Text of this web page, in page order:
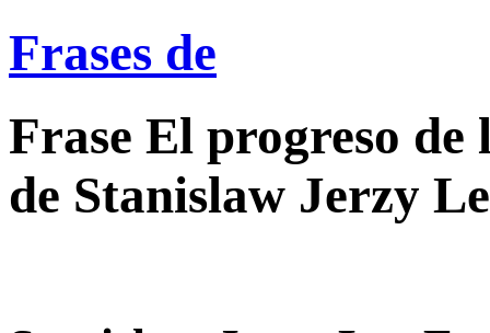
Frases de
Frase El progreso de
de Stanislaw Jerzy